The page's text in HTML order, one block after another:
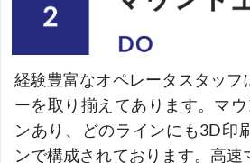
経験豊富なオペレータスタッフ
ーを取り揃えてあります。マ
ンあり、どのラインにも3D印
ンで構成されております。高速